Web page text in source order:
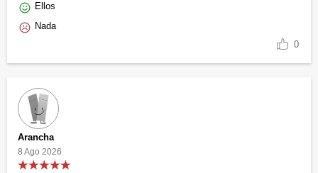
Ellos
Nada
0
Arancha
8 Ago 2026